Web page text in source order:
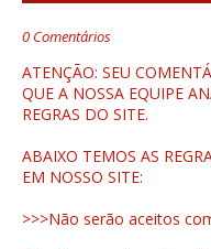
0 Comentários
ATENÇÃO: SEU
QUE A NOSSA EQUIPE
REGRAS DO SITE.
ABAIXO TEMOS AS
EM NOSSO SITE:
>>>Não serão aceitos